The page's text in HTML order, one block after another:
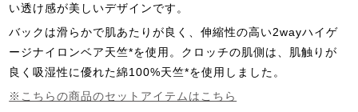
い透け感が美しいデザインです。
バックは滑らかで肌あたりが良く、伸縮性の高い2wayハイゲ
ージナイロンベア天竺*を使用。クロッチの肌側は、肌触りが
良く吸湿性に優れた綿100%天竺*を使用しました。
※こちらの商品のセットアイテムはこちら